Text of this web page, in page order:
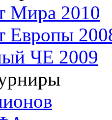
Мира 2010
Европы
ЧЕ 2009